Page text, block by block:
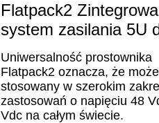
Flatpack2
system zasilania 5U
Uniwersalność prostownika
Flatpack2 oznacza, że
stosowany w szerokim
zastosowań o napięciu 48
Vdc na całym świecie.